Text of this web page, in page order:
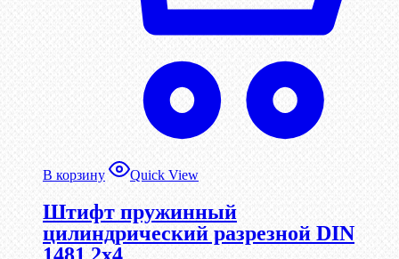
В корзину Quick View
Штифт пружинный
цилиндрический разрезной DIN